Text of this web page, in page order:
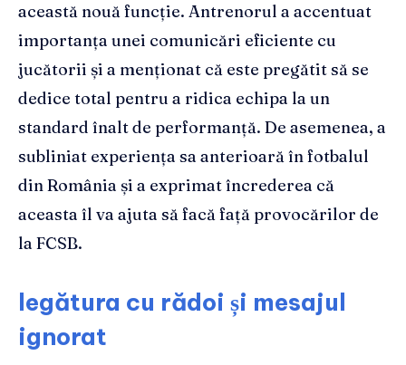
această nouă funcție. Antrenorul a accentuat
importanța unei comunicări eficiente cu
jucătorii și a menționat că este pregătit să se
dedice total pentru a ridica echipa la un
standard înalt de performanță. De asemenea, a
subliniat experiența sa anterioară în fotbalul
din România și a exprimat încrederea că
aceasta îl va ajuta să facă față provocărilor de
la FCSB.
legătura cu rădoi și mesajul
ignorat